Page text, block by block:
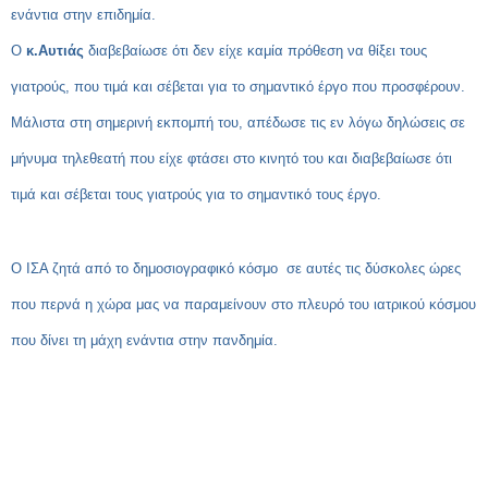
ενάντια στην επιδημία.
Ο κ.Αυτιάς διαβεβαίωσε ότι δεν είχε καμία πρόθεση να θίξει τους
γιατρούς, που τιμά και σέβεται για το σημαντικό έργο που προσφέρουν.
Μάλιστα στη σημερινή εκπομπή του, απέδωσε τις εν λόγω δηλώσεις σε
μήνυμα τηλεθεατή που είχε φτάσει στο κινητό του και διαβεβαίωσε ότι
τιμά και σέβεται τους γιατρούς για το σημαντικό τους έργο.
Ο ΙΣΑ ζητά από το δημοσιογραφικό κόσμο σε αυτές τις δύσκολες ώρες
που περνά η χώρα μας να παραμείνουν στο πλευρό του ιατρικού κόσμου
που δίνει τη μάχη ενάντια στην πανδημία.